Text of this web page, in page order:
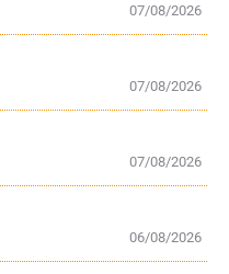
07/08/2026
07/08/2026
07/08/2026
06/08/2026